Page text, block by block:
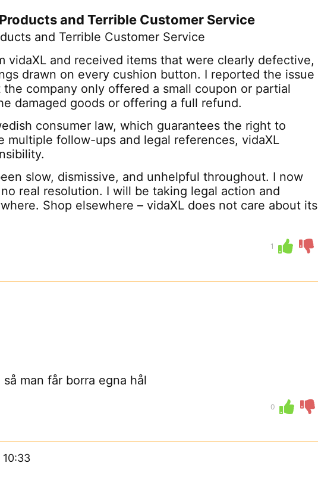
and Terrible Customer Service
and Terrible Customer Service
vidaXL and received items that were clearly defective,
drawn on every cushion button. I reported the issue
company only offered a small coupon or partial
damaged goods or offering a full refund.
consumer law, which guarantees the right to
multiple follow-ups and legal references, vidaXL
slow, dismissive, and unhelpful throughout. I now
real resolution. I will be taking legal action and
Shop elsewhere – vidaXL does not care about its
1
man får borra egna hål
0
10:33